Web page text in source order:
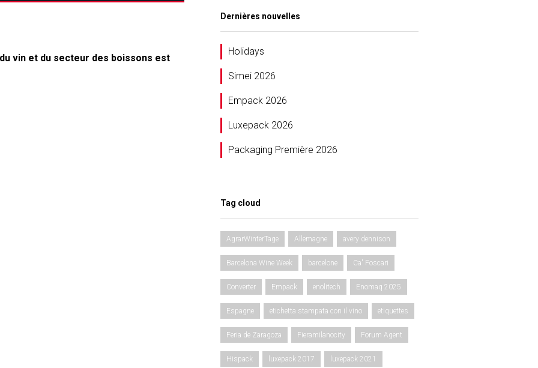
vin et du secteur des boissons est
Dernières nouvelles
Holidays
Simei 2026
Empack 2026
Luxepack 2026
Packaging Première 2026
Tag cloud
AgrarWinterTage Allemagne avery dennison
Barcelona Wine Week barcelone Ca' Foscari
Converter Empack enolitech Enomaq 2025
Espagne etichetta stampata con il vino etiquettes
Feria de Zaragoza Fieramilanocity Forum Agent
Hispack luxepack 2017 luxepack 2021